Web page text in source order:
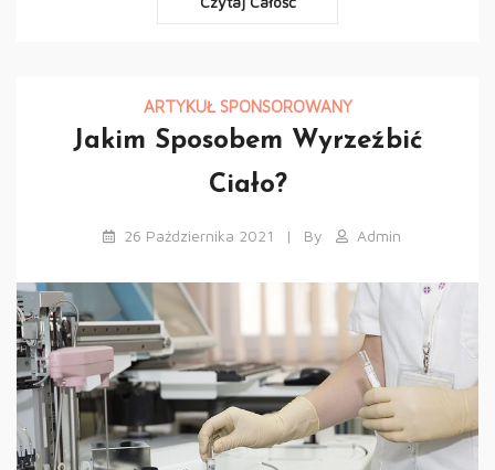
ARTYKUŁ SPONSOROWANY
Jakim Sposobem Wyrzeźbić
Ciało?
26 Października 2021 By Admin